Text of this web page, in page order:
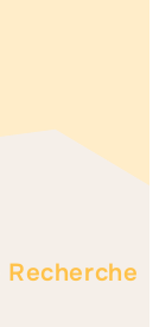
Recherche